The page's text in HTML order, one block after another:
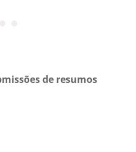
de resumos